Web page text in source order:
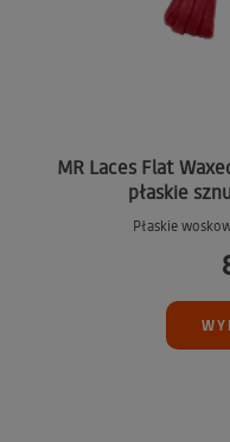
MR Laces Flat
płaskie
Płaskie